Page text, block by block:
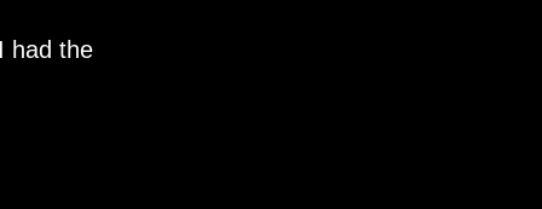
had the